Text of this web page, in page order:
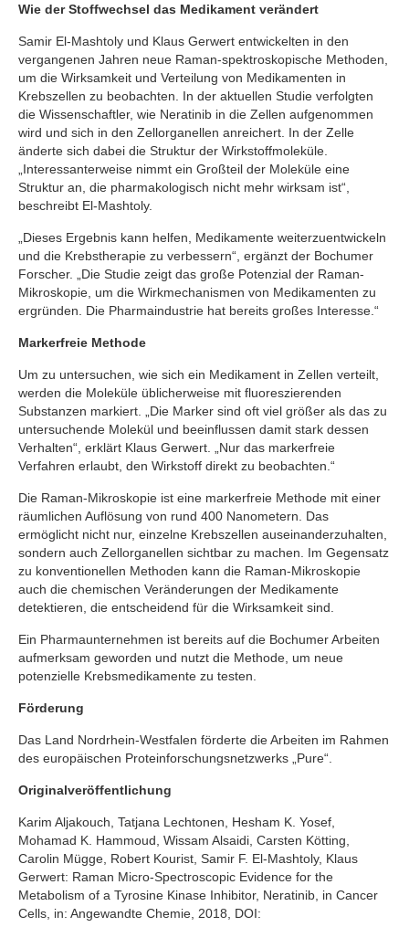
Wie der Stoffwechsel das Medikament verändert
Samir El-Mashtoly und Klaus Gerwert entwickelten in den
vergangenen Jahren neue Raman-spektroskopische Methoden,
um die Wirksamkeit und Verteilung von Medikamenten in
Krebszellen zu beobachten. In der aktuellen Studie verfolgten
die Wissenschaftler, wie Neratinib in die Zellen aufgenommen
wird und sich in den Zellorganellen anreichert. In der Zelle
änderte sich dabei die Struktur der Wirkstoffmoleküle.
„Interessanterweise nimmt ein Großteil der Moleküle eine
Struktur an, die pharmakologisch nicht mehr wirksam ist“,
beschreibt El-Mashtoly.
„Dieses Ergebnis kann helfen, Medikamente weiterzuentwickeln
und die Krebstherapie zu verbessern“, ergänzt der Bochumer
Forscher. „Die Studie zeigt das große Potenzial der Raman-
Mikroskopie, um die Wirkmechanismen von Medikamenten zu
ergründen. Die Pharmaindustrie hat bereits großes Interesse.“
Markerfreie Methode
Um zu untersuchen, wie sich ein Medikament in Zellen verteilt,
werden die Moleküle üblicherweise mit fluoreszierenden
Substanzen markiert. „Die Marker sind oft viel größer als das zu
untersuchende Molekül und beeinflussen damit stark dessen
Verhalten“, erklärt Klaus Gerwert. „Nur das markerfreie
Verfahren erlaubt, den Wirkstoff direkt zu beobachten.“
Die Raman-Mikroskopie ist eine markerfreie Methode mit einer
räumlichen Auflösung von rund 400 Nanometern. Das
ermöglicht nicht nur, einzelne Krebszellen auseinanderzuhalten,
sondern auch Zellorganellen sichtbar zu machen. Im Gegensatz
zu konventionellen Methoden kann die Raman-Mikroskopie
auch die chemischen Veränderungen der Medikamente
detektieren, die entscheidend für die Wirksamkeit sind.
Ein Pharmaunternehmen ist bereits auf die Bochumer Arbeiten
aufmerksam geworden und nutzt die Methode, um neue
potenzielle Krebsmedikamente zu testen.
Förderung
Das Land Nordrhein-Westfalen förderte die Arbeiten im Rahmen
des europäischen Proteinforschungsnetzwerks „Pure“.
Originalveröffentlichung
Karim Aljakouch, Tatjana Lechtonen, Hesham K. Yosef,
Mohamad K. Hammoud, Wissam Alsaidi, Carsten Kötting,
Carolin Mügge, Robert Kourist, Samir F. El-Mashtoly, Klaus
Gerwert: Raman Micro-Spectroscopic Evidence for the
Metabolism of a Tyrosine Kinase Inhibitor, Neratinib, in Cancer
Cells, in: Angewandte Chemie, 2018, DOI: